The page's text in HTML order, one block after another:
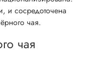
и сосредоточена
чая.
чая